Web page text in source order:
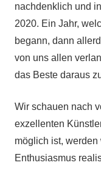
nachdenklich und
2020. Ein Jahr,
begann, dann
von uns allen
das Beste daraus
Wir schauen nach
exzellenten
möglich ist,
Enthusiasmus